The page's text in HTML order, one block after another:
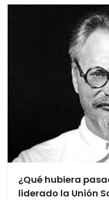
¿Qué hubiera
liderado la Unión